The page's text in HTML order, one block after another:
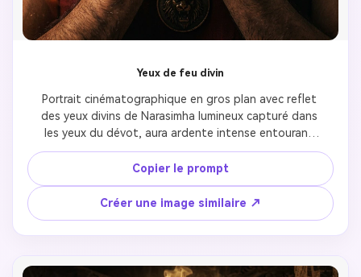
Yeux de feu divin
Portrait cinématographique en gros plan avec reflet
des yeux divins de Narasimha lumineux capturé dans
les yeux du dévot, aura ardente intense entourant
le visage, fond sombre mystérieux créant le
contraste, ambiance de dévotion ultra réaliste avec
intensité spirituelle, texture des yeux détaillée
montrant la connexion divine, énergie protectrice
féroce évidente à travers l'expression faciale,
éclairage de portrait professionnel mettant l'accent
transformation spirituelle, effets de feu céleste
Copier le prompt
Créer une image similaire ↗